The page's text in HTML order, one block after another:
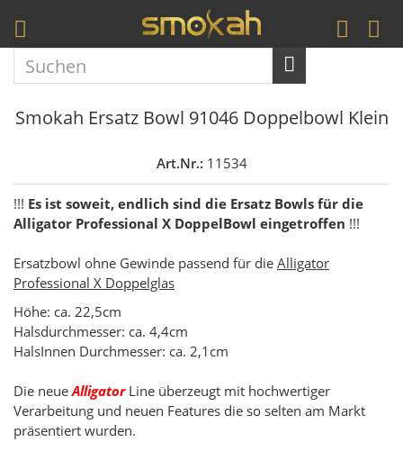
Smokah Ersatz Bowl 91046 Doppelbowl Klein
Art.Nr.: 11534
!!! Es ist soweit, endlich sind die Ersatz Bowls für die
Alligator Professional X DoppelBowl eingetroffen !!!
Ersatzbowl ohne Gewinde passend für dieAlligator
Professional X Doppelglas
Höhe: ca. 22,5cm
Halsdurchmesser: ca. 4,4cm
HalsInnen Durchmesser: ca. 2,1cm
Die neueAlligatorLine überzeugt mit hochwertiger
Verarbeitung und neuen Features die so selten am Markt
präsentiert wurden.